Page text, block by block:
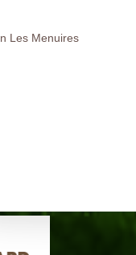
Les Menuires